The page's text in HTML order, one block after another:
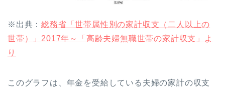
※出典：総務省「世帯属性別の家計収支（二人以上の
世帯）」2017年～「高齢夫婦無職世帯の家計収支」よ
り
このグラフは、年金を受給している夫婦の家計の収支